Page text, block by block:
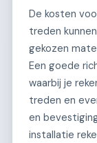
De kosten
treden
gekozen
Een goede
waarbij je
treden en
en
installatie